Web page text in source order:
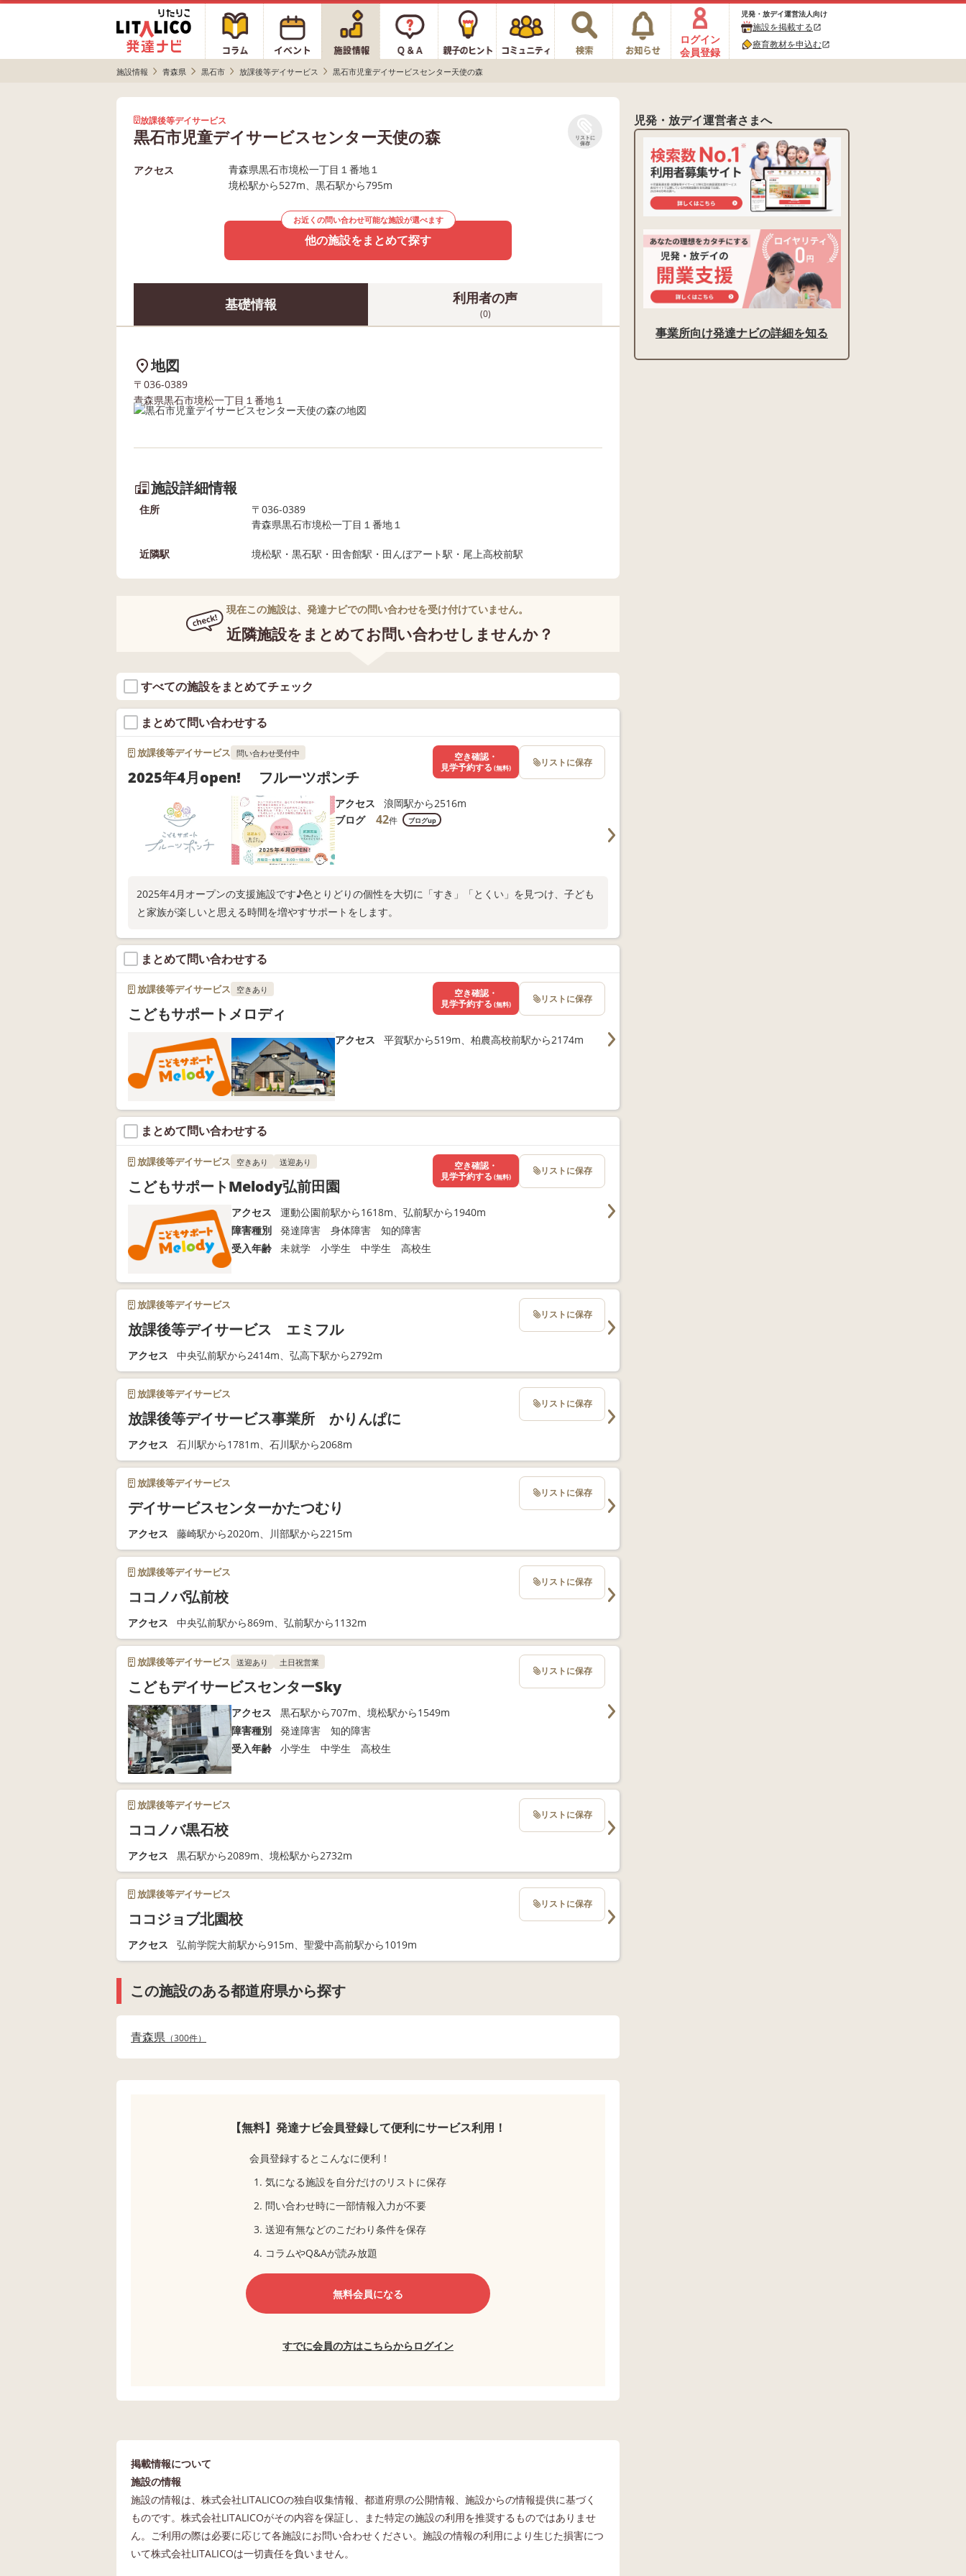
ログイン
会員登録
児発・放デイ運営法人向け
施設を掲載するopen_in_new
療育教材を申込むopen_in_new
施設情報 青森県 黒石市 放課後等デイサービス 黒石市児童デイサービスセンター天使の森
放課後等デイサービス
黒石市児童デイサービスセンター天使の森
リストに
保存
アクセス
青森県黒石市境松一丁目１番地１
境松駅から527m、黒石駅から795m
お近くの問い合わせ可能な施設が選べます
他の施設をまとめて探す
基礎情報 利用者の声
(0)
地図
〒036-0389
青森県黒石市境松一丁目１番地１
施設詳細情報
住所
〒036-0389
青森県黒石市境松一丁目１番地１
近隣駅 境松駅・黒石駅・田舎館駅・田んぼアート駅・尾上高校前駅
現在この施設は、発達ナビでの問い合わせを受け付けていません。
近隣施設をまとめてお問い合わせしませんか？
すべての施設をまとめてチェック
まとめて問い合わせする
放課後等デイサービス 問い合わせ受付中
2025年4月open! フルーツポンチ
アクセス
浪岡駅から2516m
ブログ
42件 ブログup
2025年4月オープンの支援施設です♪色とりどりの個性を大切に「すき」「とくい」を見つけ、子ども
と家族が楽しいと思える時間を増やすサポートをします。
空き確認・
見学予約する (無料) リストに保存
まとめて問い合わせする
放課後等デイサービス 空きあり
こどもサポートメロディ
アクセス 平賀駅から519m、柏農高校前駅から2174m
空き確認・
見学予約する (無料) リストに保存
まとめて問い合わせする
放課後等デイサービス 空きあり 送迎あり
こどもサポートMelody弘前田園
アクセス
運動公園前駅から1618m、弘前駅から1940m
障害種別
発達障害 身体障害 知的障害
受入年齢
未就学 小学生 中学生 高校生
空き確認・
見学予約する (無料) リストに保存
放課後等デイサービス
放課後等デイサービス エミフル
アクセス 中央弘前駅から2414m、弘高下駅から2792m
リストに保存
放課後等デイサービス
放課後等デイサービス事業所 かりんぱに
アクセス 石川駅から1781m、石川駅から2068m
リストに保存
放課後等デイサービス
デイサービスセンターかたつむり
アクセス 藤崎駅から2020m、川部駅から2215m
リストに保存
放課後等デイサービス
ココノバ弘前校
アクセス 中央弘前駅から869m、弘前駅から1132m
リストに保存
放課後等デイサービス 送迎あり 土日祝営業
こどもデイサービスセンターSky
アクセス
黒石駅から707m、境松駅から1549m
障害種別
発達障害 知的障害
受入年齢
小学生 中学生 高校生
リストに保存
放課後等デイサービス
ココノバ黒石校
アクセス 黒石駅から2089m、境松駅から2732m
リストに保存
放課後等デイサービス
ココジョブ北園校
アクセス 弘前学院大前駅から915m、聖愛中高前駅から1019m
リストに保存
この施設のある都道府県から探す
青森県 300件
【無料】発達ナビ会員登録して便利にサービス利用！
会員登録するとこんなに便利！
気になる施設を自分だけのリストに保存
問い合わせ時に一部情報入力が不要
送迎有無などのこだわり条件を保存
コラムやQ&Aが読み放題
無料会員になる
すでに会員の方はこちらからログイン
掲載情報について
施設の情報
施設の情報は、株式会社LITALICOの独自収集情報、都道府県の公開情報、施設からの情報提供に基づく
ものです。株式会社LITALICOがその内容を保証し、また特定の施設の利用を推奨するものではありませ
ん。ご利用の際は必要に応じて各施設にお問い合わせください。施設の情報の利用により生じた損害につ
いて株式会社LITALICOは一切責任を負いません。
児発・放デイ運営者さまへ
事業所向け発達ナビの詳細を知る